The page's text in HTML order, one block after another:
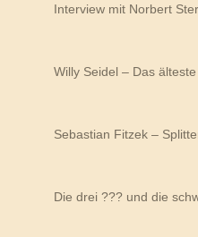
Interview mit Norbert
Willy Seidel – Das
Sebastian Fitzek –
Die drei ??? und die